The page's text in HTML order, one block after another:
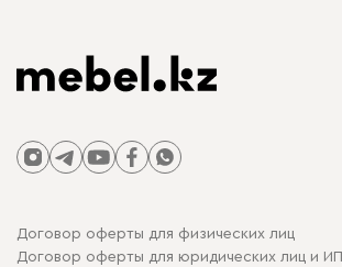
Договор оферты для физических лиц
Договор оферты для юридических лиц и ИП